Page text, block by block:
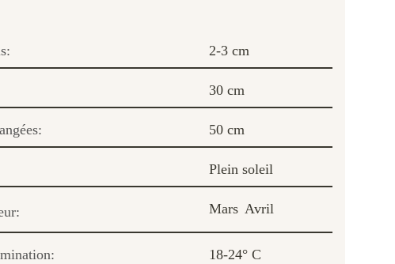
2-3 cm
30 cm
50 cm
Plein soleil
Mars Avril
18-24° C